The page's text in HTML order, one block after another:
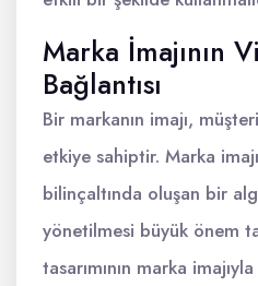
Marka İmajının
Bağlantısı
Bir markanın imajı,
etkiye sahiptir. Marka
bilinçaltında oluşan bir
yönetilmesi büyük önem
tasarımının marka